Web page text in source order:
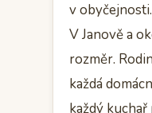
v obyčejnosti.
V Janově a
rozměr.
každá
každý kuchař